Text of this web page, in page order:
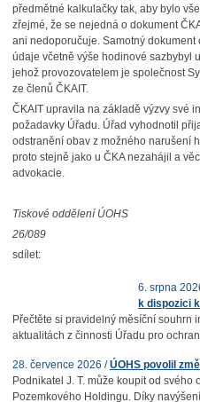
předmětné kalkulačky tak, aby bylo
zřejmé, že se nejedná o dokument
ani nedoporučuje. Samotný
údaje včetně výše hodinové sazbybyl
jehož provozovatelem je společnost
ze členů ČKAIT.
ČKAIT upravila na základě výzvy své
požadavky Úřadu. Úřad vyhodnotil
odstranění obav z možného narušení
proto stejně jako u ČKA nezahájil a
advokacie.
Tiskové oddělení ÚOHS
26/089
sdílet:
6. srpna
k dispozici
Přečtěte si pravidelný měsíční souhrn
aktualitách z činnosti Úřadu pro
28. července 2026 /ÚOHS povolil
Podnikatel J. T. může koupit od
Pozemkového Holdingu. Díky